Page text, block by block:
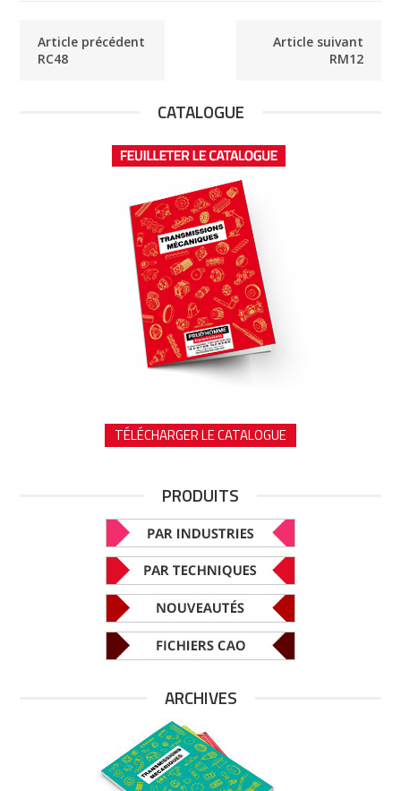
Article précédent
RC48
Article suivant
RM12
CATALOGUE
TÉLÉCHARGER LE CATALOGUE
PRODUITS
ARCHIVES